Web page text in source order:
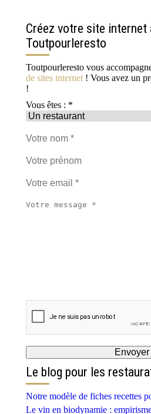
Créez votre site internet
Toutpourleresto
Toutpourleresto vous
de sites internet ! Vous avez un
!
Vous êtes : *
Le blog pour les
Notre modèle de fiches recettes
Le vin en biodynamie :